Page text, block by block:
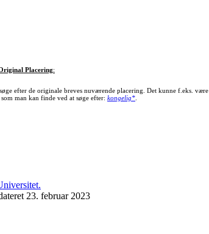
Placering:
efter de originale breves nuværende placering. Det kunne f.eks. være
som man kan finde ved at søge efter: kongelig*.
23. februar 2023